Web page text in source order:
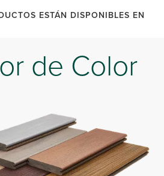
ESTÁN DISPONIBLES EN
de Color